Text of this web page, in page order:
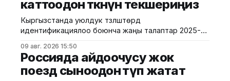
маалыматына ылайык, иш-чаралардын жүрүшүндө
милиция кызматкерлери борбор калаадагы бир
катар түнкү жана көңүл ачуучу жайларга барып,
алардын ээлери, администраторлору жана
кызматкерлери менен
каттоодон өткөнүн текшериңиз
Кыргызстанда уюлдук түзүлүштөрдү
идентификациялоо боюнча жаңы талаптар 2025-
байланыштуу Бажы кызматы жарандарды
смартфон сатып алууда анын расмий түрдө өлкөгө
киргизилгенине жана каттоодон өткөнүнө көңүл
09 авг. 2026 15:50
Россияда айдоочусу жок
поезд сыноодон өтүп жатат